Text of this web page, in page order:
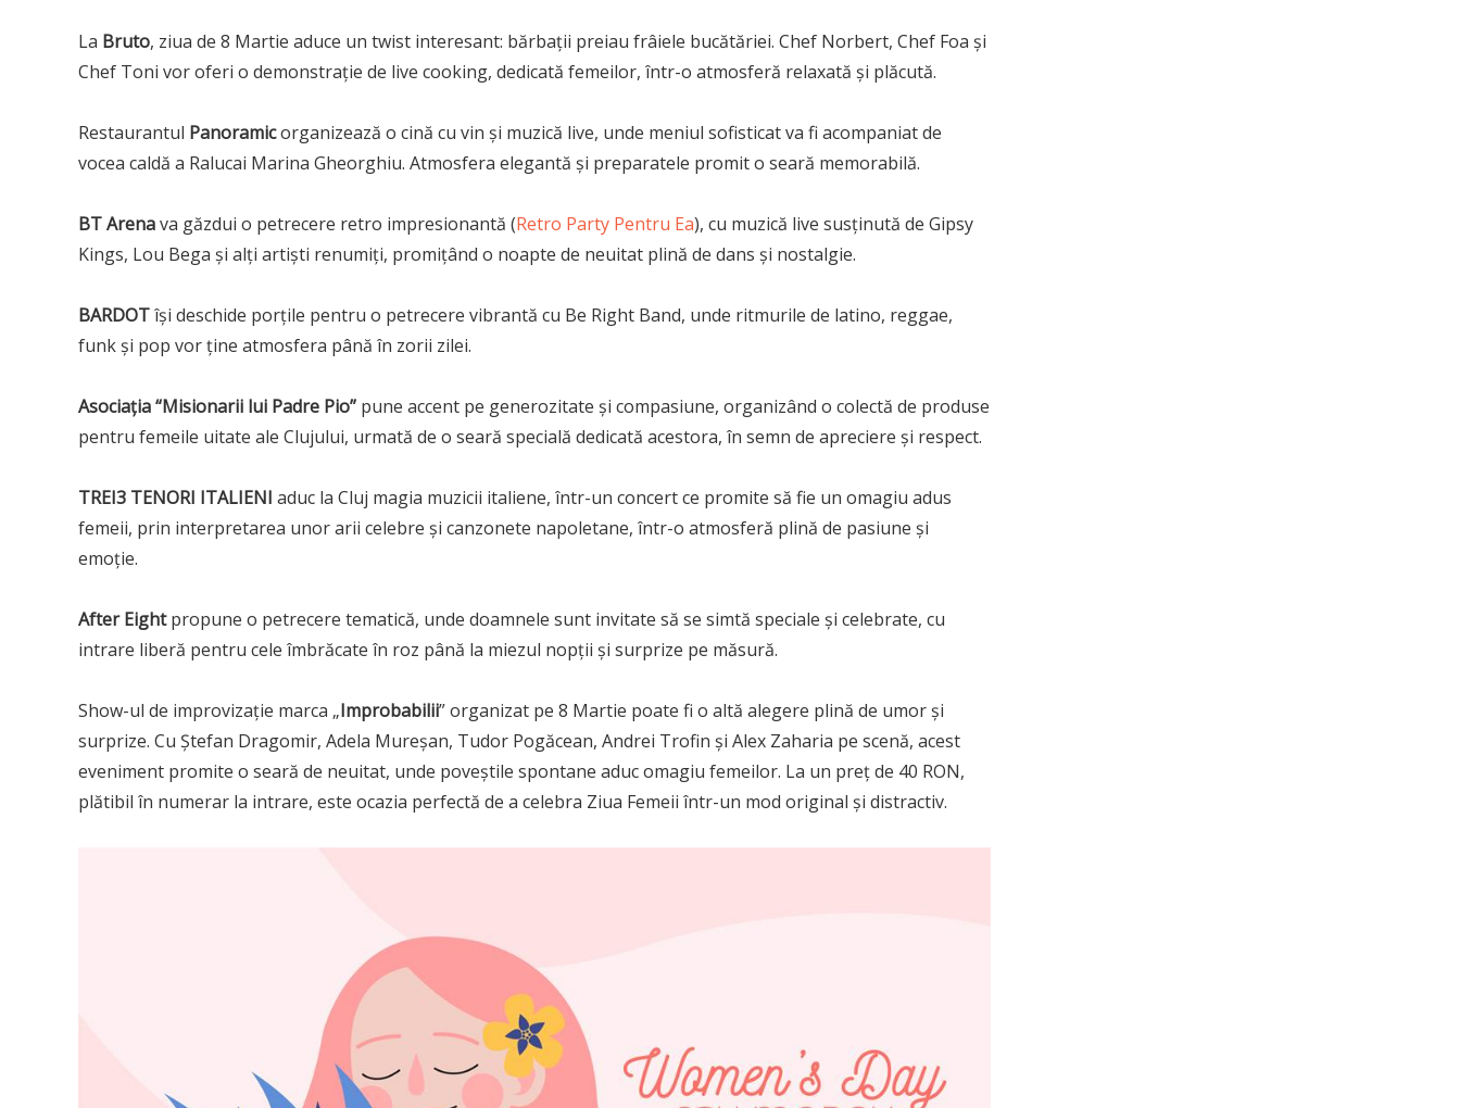
La Bruto, ziua de 8 Martie aduce un twist interesant: bărbații preiau frâiele bucătăriei. Chef Norbert, Chef Foa și
Chef Toni vor oferi o demonstrație de live cooking, dedicată femeilor, într-o atmosferă relaxată și plăcută.
Restaurantul Panoramicorganizează o cină cu vin și muzică live, unde meniul sofisticat va fi acompaniat de
vocea caldă a Ralucai Marina Gheorghiu. Atmosfera elegantă și preparatele promit o seară memorabilă.
BT Arenava găzdui o petrecere retro impresionantă (Retro Party Pentru Ea), cu muzică live susținută de Gipsy
Kings, Lou Bega și alți artiști renumiți, promițând o noapte de neuitat plină de dans și nostalgie.
BARDOTîși deschide porțile pentru o petrecere vibrantă cu Be Right Band, unde ritmurile de latino, reggae,
funk și pop vor ține atmosfera până în zorii zilei.
Asociația “Misionarii lui Padre Pio” pune accent pe generozitate și compasiune, organizând o colectă de produse
pentru femeile uitate ale Clujului, urmată de o seară specială dedicată acestora, în semn de apreciere și respect.
TREI3 TENORI ITALIENI aduc la Cluj magia muzicii italiene, într-un concert ce promite să fie un omagiu adus
femeii, prin interpretarea unor arii celebre și canzonete napoletane, într-o atmosferă plină de pasiune și
emoție.
After Eightpropune o petrecere tematică, unde doamnele sunt invitate să se simtă speciale și celebrate, cu
intrare liberă pentru cele îmbrăcate în roz până la miezul nopții și surprize pe măsură.
Show-ul de improvizație marca „Improbabilii” organizat pe 8 Martie poate fi o altă alegere plină de umor și
surprize. Cu Ștefan Dragomir, Adela Mureșan, Tudor Pogăcean, Andrei Trofin și Alex Zaharia pe scenă, acest
eveniment promite o seară de neuitat, unde poveștile spontane aduc omagiu femeilor. La un preț de 40 RON,
plătibil în numerar la intrare, este ocazia perfectă de a celebra Ziua Femeii într-un mod original și distractiv.